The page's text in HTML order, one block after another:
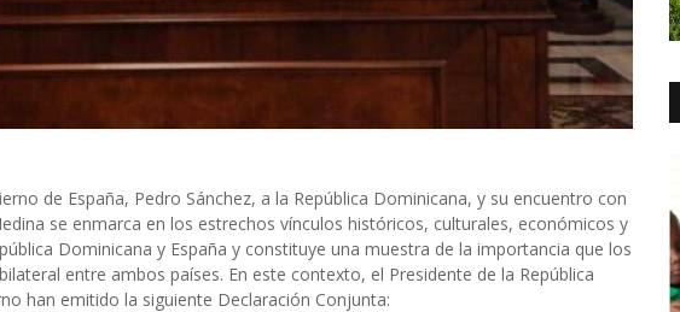
de España, Pedro Sánchez, a la República Dominicana, y su encuentro con
se enmarca en los estrechos vínculos históricos, culturales, económicos y
Dominicana y España y constituye una muestra de la importancia que los
entre ambos países. En este contexto, el Presidente de la República
han emitido la siguiente Declaración Conjunta: